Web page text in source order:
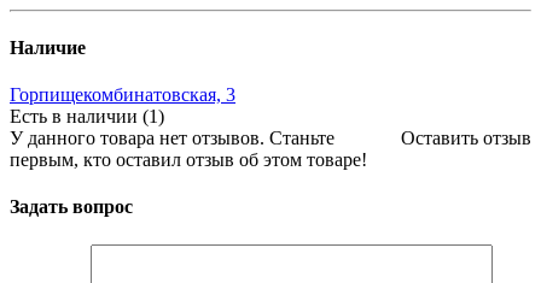
Наличие
Горпищекомбинатовская, 3
Есть в наличии (1)
Оставить отзыв
У данного товара нет отзывов. Станьте
первым, кто оставил отзыв об этом товаре!
Задать вопрос